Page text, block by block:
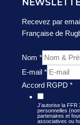
Recevez par
Française de
Nom *
E-mail *
Accord RGPD *
J’autorise la
personnelles
partenaires et
associatives ou